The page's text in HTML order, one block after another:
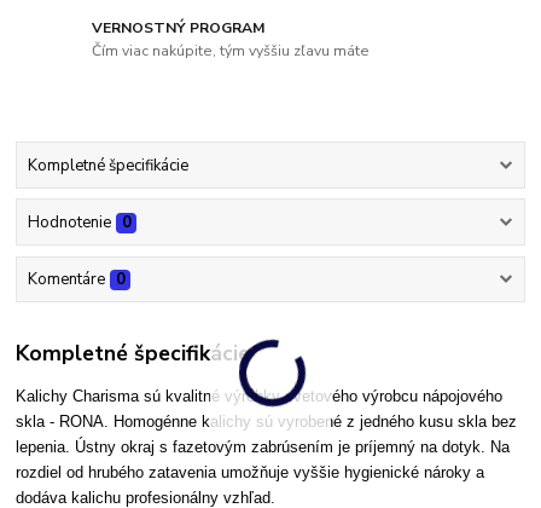
VERNOSTNÝ PROGRAM
Čím viac nakúpite, tým vyššiu zľavu máte
Kompletné špecifikácie
Hodnotenie 0
Komentáre 0
Kompletné špecifikácie
Kalichy Charisma sú kvalitné výrobky svetového výrobcu nápojového
skla - RONA. Homogénne kalichy sú vyrobené z jedného kusu skla bez
lepenia. Ústny okraj s fazetovým zabrúsením je príjemný na dotyk. Na
rozdiel od hrubého zatavenia umožňuje vyššie hygienické nároky a
dodáva kalichu profesionálny vzhľad.